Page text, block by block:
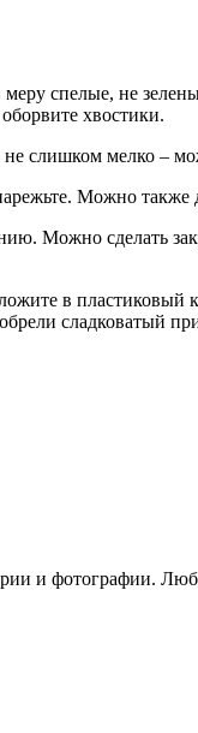
спелые, не
хвостики.
слишком мелко –
Можно также
Можно сделать
в пластиковый
сладковатый
и фотографии.